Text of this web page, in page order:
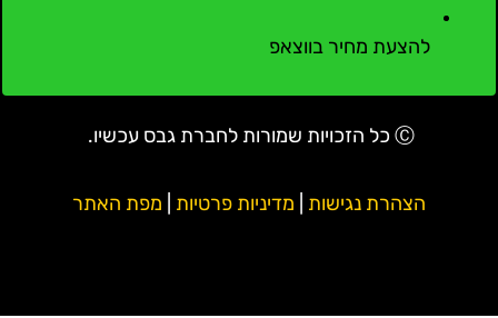
להצעת מחיר בווצאפ
Ⓒ כל הזכויות שמורות לחברת גבס עכשיו.
הצהרת נגישות| מדיניות פרטיות| מפת האתר